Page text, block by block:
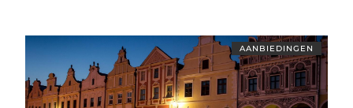
AANBIEDINGEN